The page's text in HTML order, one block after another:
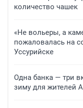
количество чашек
«Не вольеры, а
пожаловалась на
Уссурийске
Одна банка — три
зиму для жителей